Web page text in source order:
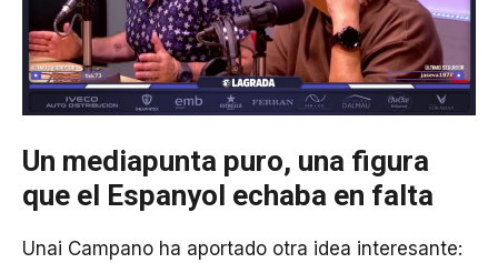
Un mediapunta puro, una figura
que el Espanyol echaba en falta
Unai Campano ha aportado otra idea interesante: